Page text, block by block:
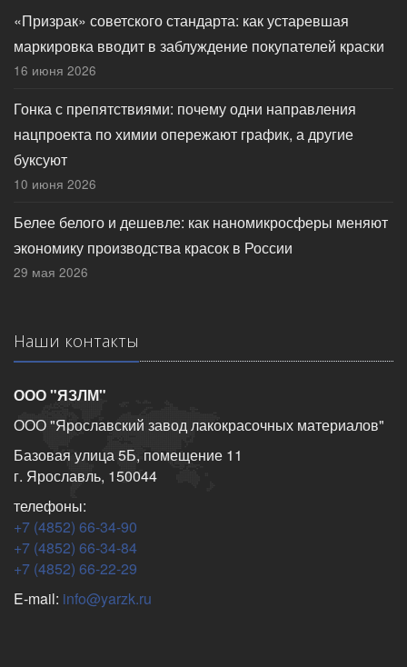
«Призрак» советского стандарта: как устаревшая
маркировка вводит в заблуждение покупателей краски
16 июня 2026
Гонка с препятствиями: почему одни направления
нацпроекта по химии опережают график, а другие
буксуют
10 июня 2026
Белее белого и дешевле: как наномикросферы меняют
экономику производства красок в России
29 мая 2026
Наши контакты
ООО "ЯЗЛМ"
ООО "Ярославский завод лакокрасочных материалов"
Базовая улица 5Б, помещение 11
г. Ярославль, 150044
телефоны:
+7 (4852) 66-34-90
+7 (4852) 66-34-84
+7 (4852) 66-22-29
E-mail: info@yarzk.ru